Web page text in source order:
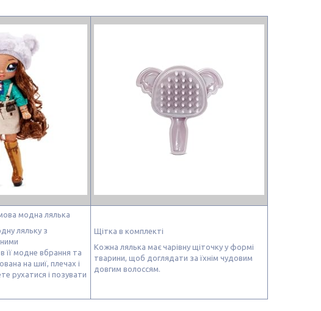
модна лялька
ляльку з
її модне вбрання та
на шиї, плечах і
рухатися і позувати
Щітка в комплекті
Кожна лялька має чарівну щіточку у формі
тварини, щоб доглядати за їхнім чудовим
довгим волоссям.